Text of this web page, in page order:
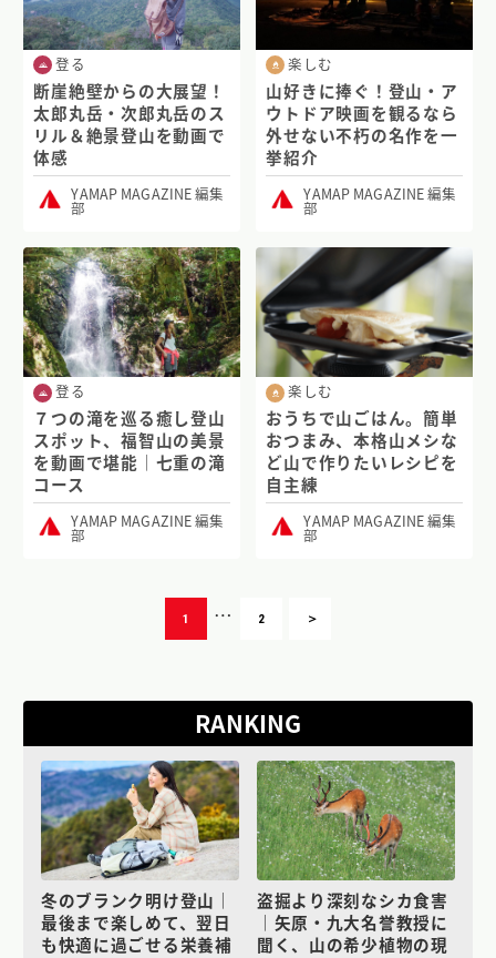
登る
断崖絶壁からの大展望！
太郎丸岳・次郎丸岳のス
リル＆絶景登山を動画で
体感
YAMAP MAGAZINE 編集
部
楽しむ
山好きに捧ぐ！登山・ア
ウトドア映画を観るなら
外せない不朽の名作を一
挙紹介
YAMAP MAGAZINE 編集
部
登る
７つの滝を巡る癒し登山
スポット、福智山の美景
を動画で堪能｜七重の滝
コース
YAMAP MAGAZINE 編集
部
楽しむ
おうちで山ごはん。簡単
おつまみ、本格山メシな
ど山で作りたいレシピを
自主練
YAMAP MAGAZINE 編集
部
1 … 2 ＞
RANKING
冬のブランク明け登山｜
最後まで楽しめて、翌日
も快適に過ごせる栄養補
盗掘より深刻なシカ食害
｜矢原・九大名誉教授に
聞く、山の希少植物の現